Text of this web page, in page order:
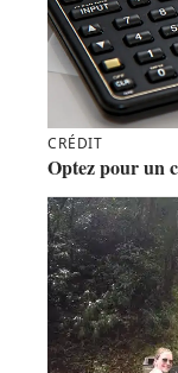
CRÉDIT
Optez pour un